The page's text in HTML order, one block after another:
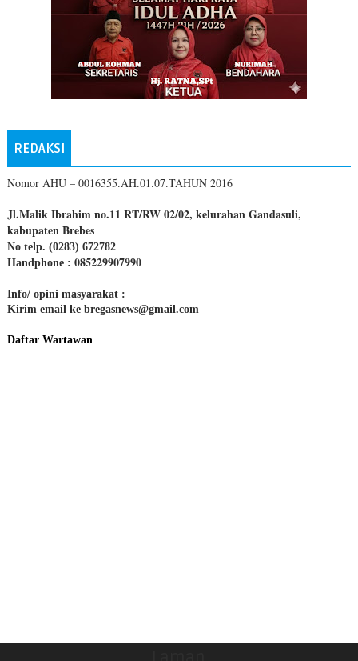
REDAKSI
Nomor AHU – 0016355.AH.01.07.TAHUN 2016
Jl.Malik Ibrahim no.11 RT/RW 02/02, kelurahan Gandasuli,
kabupaten Brebes
No telp. (0283) 672782
Handphone : 085229907990
Info/ opini masyarakat :
Kirim email ke bregasnews@gmail.com
Daftar Wartawan